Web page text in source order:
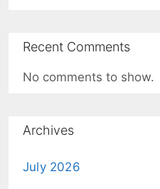
Recent Comments
No comments to show.
Archives
July 2026